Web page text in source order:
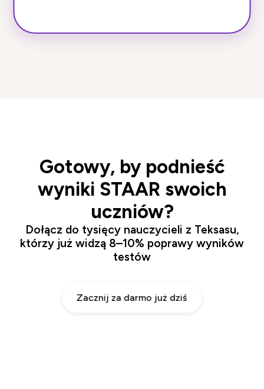
Gotowy, by podnieść
wyniki STAAR swoich
uczniów?
Dołącz do tysięcy nauczycieli z Teksasu,
którzy już widzą 8–10% poprawy wyników
testów
Zacznij za darmo już dziś